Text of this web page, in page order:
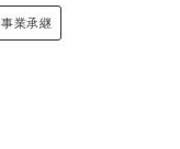
事業承継